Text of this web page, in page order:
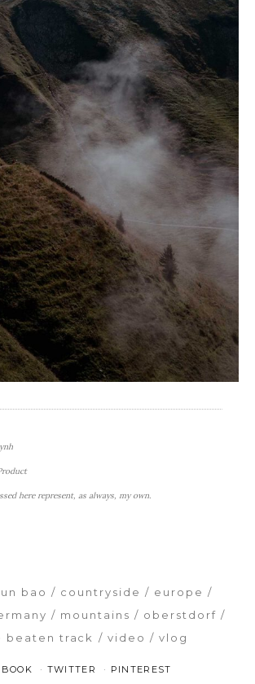
here represent, as always, my own.
bao countryside
europe
mountains
oberstdorf
beaten track
video vlog
TWITTER PINTEREST